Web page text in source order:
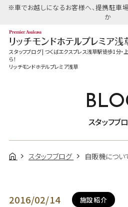
※車でお越しになるお客様へ、提携駐
か
スタッフブログ | つくばエクスプレス浅草駅徒歩1分・
ら！
リッチモンドホテルプレミア浅草
スタッフブ
スタッフブログ 自販機につい
2016/02/14 施設紹介